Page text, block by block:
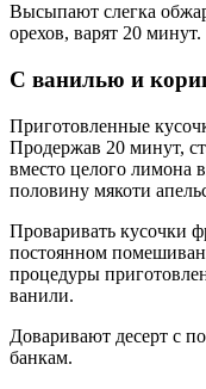
Высыпают слегка
орехов, варят 20 минут.
С ванилью и
Приготовленные
Продержав 20 минут,
вместо целого лимона
половину мякоти
Проваривать кусочки
постоянном
процедуры
ванили.
Доваривают десерт с
банкам.